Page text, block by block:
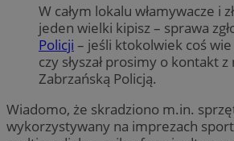
W całym lokalu włamywacze i
jeden wielki kipisz – sprawa
Policji – jeśli ktokolwiek coś wie
czy słyszał prosimy o kontakt
Zabrzańską Policją.
Wiadomo, że skradziono m.in.
wykorzystywany na imprezach